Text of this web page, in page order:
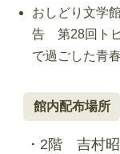
おしどり文学
告 第28回ト
で過ごした青
館内配布場所
・2階 吉村